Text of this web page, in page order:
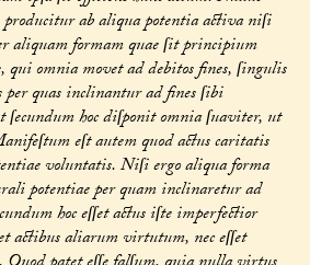
producitur ab aliqua potentia activa niſi
aliquam formam quae ſit principium
qui omnia movet ad debitos fines, ſingulis
quas inclinantur ad fines ſibi
ſecundum hoc diſponit omnia ſuaviter, ut
eſt autem quod actus caritatis
voluntatis. Niſi ergo aliqua forma
potentiae per quam inclinaretur ad
hoc eſſet actus iſte imperfectior
actibus aliarum virtutum, nec eſſet